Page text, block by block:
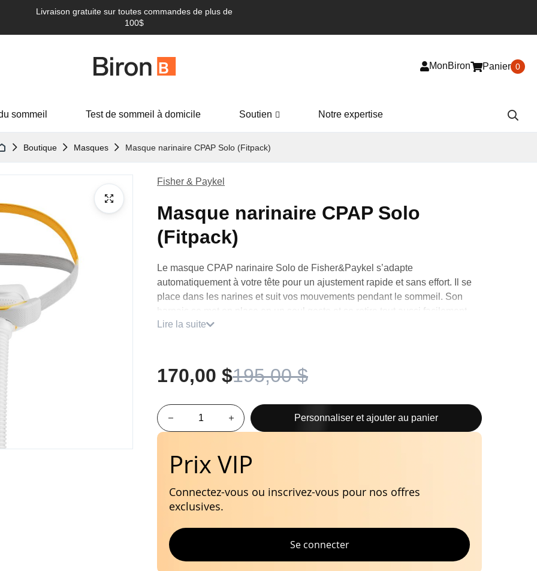
Livraison gratuite sur toutes commandes de plus de
100$
MonBiron Panier 0
sommeil Test de sommeil à domicile Soutien Notre expertise
Boutique Masques Masque narinaire CPAP Solo (Fitpack)
Fisher & Paykel
Masque narinaire CPAP Solo
(Fitpack)
Le masque CPAP narinaire Solo de Fisher&Paykel s’adapte
automatiquement à votre tête pour un ajustement rapide et sans effort. Il se
place dans les narines et suit vos mouvements pendant le sommeil. Son
harnais se met en place en un seul geste et se retire tout aussi facilement.
Trois tailles de coussins narinaires sont incluses pour un ajustement
Minimaliste Peau sensible
Lire la suite
170,00 $195,00 $
Personnaliser et ajouter au panier
Prix VIP
Connectez-vous ou inscrivez-vous pour nos offres
exclusives.
Se connecter